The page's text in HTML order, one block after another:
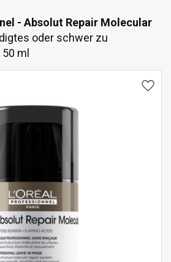
- Absolut Repair Molecular
oder schwer zu
ml